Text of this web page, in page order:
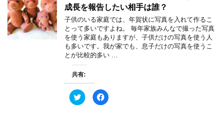
成長を報告したい相手は誰？
子供のいる家庭では、年賀状に写真を入れて作るこ
とって多いですよね。 毎年家族みんなで撮った写真
を使う家庭もありますが、子供だけの写真を使う人
も多いです。我が家でも、息子だけの写真を使うこ
とが比較的多い …
共有:
ク
リ
F
a